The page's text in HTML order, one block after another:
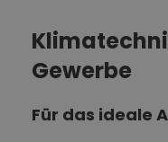
Gewerbe
Für das ideale